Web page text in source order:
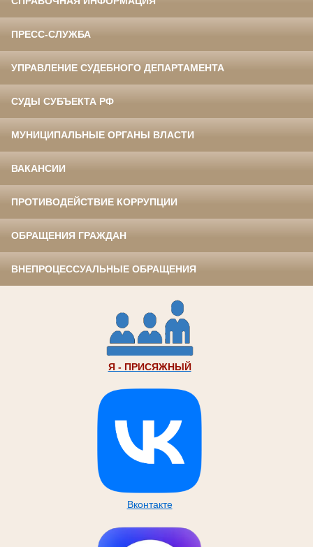
ПРЕСС-СЛУЖБА
УПРАВЛЕНИЕ СУДЕБНОГО ДЕПАРТАМЕНТА
СУДЫ СУБЪЕКТА РФ
МУНИЦИПАЛЬНЫЕ ОРГАНЫ ВЛАСТИ
ВАКАНСИИ
ПРОТИВОДЕЙСТВИЕ КОРРУПЦИИ
ОБРАЩЕНИЯ ГРАЖДАН
ВНЕПРОЦЕССУАЛЬНЫЕ ОБРАЩЕНИЯ
Я - ПРИСЯЖНЫЙ
Вконтакте